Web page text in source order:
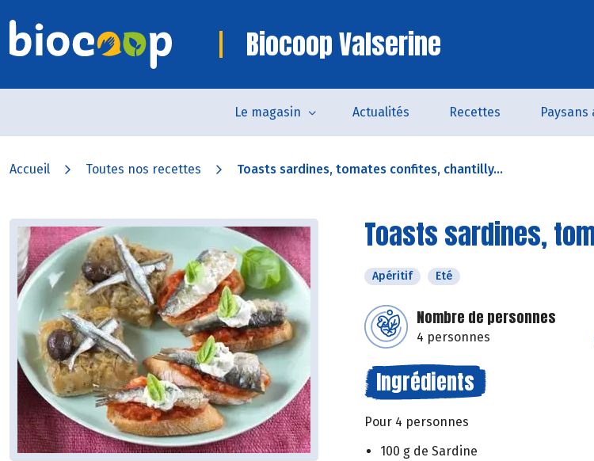
Biocoop Valserine
Le magasin Actualités Recettes Paysans
Accueil Toutes nos recettes Toasts sardines, tomates confites, chantilly...
Toasts sardines,
Apéritif Eté
Nombre de personnes
4 personnes
Ingrédients
Pour 4 personnes
100 g de Sardine